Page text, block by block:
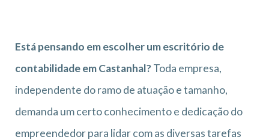
Está pensando em escolher um escritório de
contabilidade em Castanhal?Toda empresa,
independente do ramo de atuação e tamanho,
demanda um certo conhecimento e dedicação do
empreendedor para lidar com as diversas tarefas